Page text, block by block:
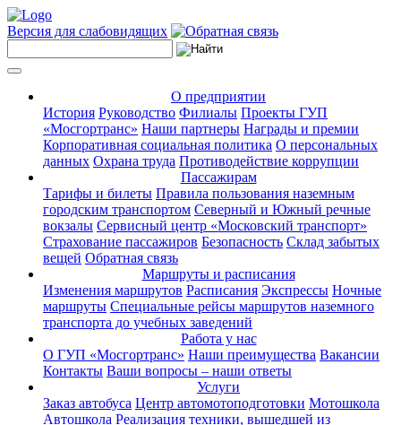
Версия для слабовидящих
О предприятии
История Руководство Филиалы Проекты ГУП
«Мосгортранс» Наши партнеры Награды и премии
Корпоративная социальная политика О персональных
данных Охрана труда Противодействие коррупции
Пассажирам
Тарифы и билеты Правила пользования наземным
городским транспортом Северный и Южный речные
вокзалы Сервисный центр «Московский транспорт»
Страхование пассажиров Безопасность Склад забытых
вещей Обратная связь
Маршруты и расписания
Изменения маршрутов Расписания Экспрессы Ночные
маршруты Специальные рейсы маршрутов наземного
транспорта до учебных заведений
Работа у нас
О ГУП «Мосгортранс» Наши преимущества Вакансии
Контакты Ваши вопросы – наши ответы
Услуги
Заказ автобуса Центр автомотоподготовки Мотошкола
Автошкола Реализация техники, вышедшей из